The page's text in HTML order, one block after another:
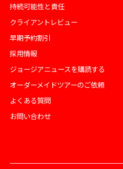
持続可能性と責任
クライアントレビュー
早期予約割引
採用情報
ジョージアニュースを購読する
オーダーメイドツアーのご依頼
よくある質問
お問い合わせ